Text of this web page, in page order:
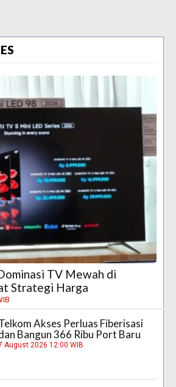
TV Mewah di
Strategi Harga
Akses Perluas Fiberisasi
Bangun 366 Ribu Port Baru
August 2026 12:00 WIB